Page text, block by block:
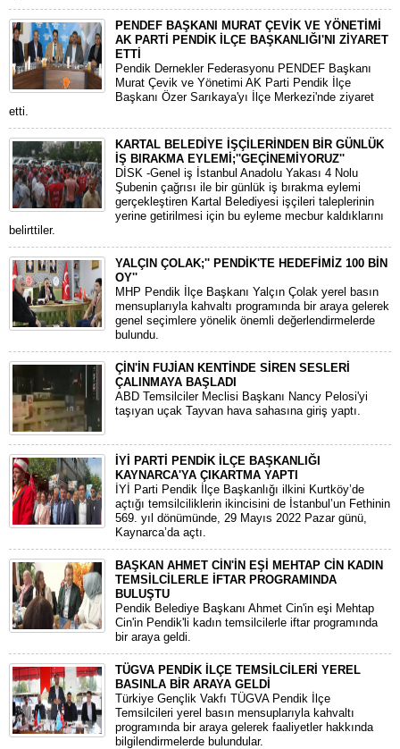
PENDEF BAŞKANI MURAT ÇEVİK VE YÖNETİMİ
AK PARTİ PENDİK İLÇE BAŞKANLIĞI'NI ZİYARET
ETTİ
Pendik Dernekler Federasyonu PENDEF Başkanı
Murat Çevik ve Yönetimi AK Parti Pendik İlçe
Başkanı Özer Sarıkaya'yı İlçe Merkezi'nde ziyaret
etti.
KARTAL BELEDİYE İŞÇİLERİNDEN BİR GÜNLÜK
İŞ BIRAKMA EYLEMİ;''GEÇİNEMİYORUZ''
DİSK -Genel iş İstanbul Anadolu Yakası 4 Nolu
Şubenin çağrısı ile bir günlük iş bırakma eylemi
gerçekleştiren Kartal Belediyesi işçileri taleplerinin
yerine getirilmesi için bu eyleme mecbur kaldıklarını
belirttiler.
YALÇIN ÇOLAK;'' PENDİK'TE HEDEFİMİZ 100 BİN
OY''
MHP Pendik İlçe Başkanı Yalçın Çolak yerel basın
mensuplarıyla kahvaltı programında bir araya gelerek
genel seçimlere yönelik önemli değerlendirmelerde
bulundu.
ÇİN'İN FUJİAN KENTİNDE SİREN SESLERİ
ÇALINMAYA BAŞLADI
ABD Temsilciler Meclisi Başkanı Nancy Pelosi'yi
taşıyan uçak Tayvan hava sahasına giriş yaptı.
İYİ PARTİ PENDİK İLÇE BAŞKANLIĞI
KAYNARCA'YA ÇIKARTMA YAPTI
İYİ Parti Pendik İlçe Başkanlığı ilkini Kurtköy’de
açtığı temsilciliklerin ikincisini de İstanbul’un Fethinin
569. yıl dönümünde, 29 Mayıs 2022 Pazar günü,
Kaynarca’da açtı.
BAŞKAN AHMET CİN'İN EŞİ MEHTAP CİN KADIN
TEMSİLCİLERLE İFTAR PROGRAMINDA
BULUŞTU
Pendik Belediye Başkanı Ahmet Cin'in eşi Mehtap
Cin'in Pendik'li kadın temsilcilerle iftar programında
bir araya geldi.
TÜGVA PENDİK İLÇE TEMSİLCİLERİ YEREL
BASINLA BİR ARAYA GELDİ
Türkiye Gençlik Vakfı TÜGVA Pendik İlçe
Temsilcileri yerel basın mensuplarıyla kahvaltı
programında bir araya gelerek faaliyetler hakkında
bilgilendirmelerde bulundular.